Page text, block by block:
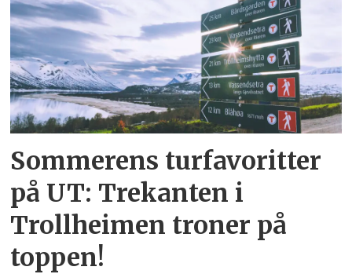
Sommerens turfavoritter
på UT: Trekanten i
Trollheimen troner på
toppen!